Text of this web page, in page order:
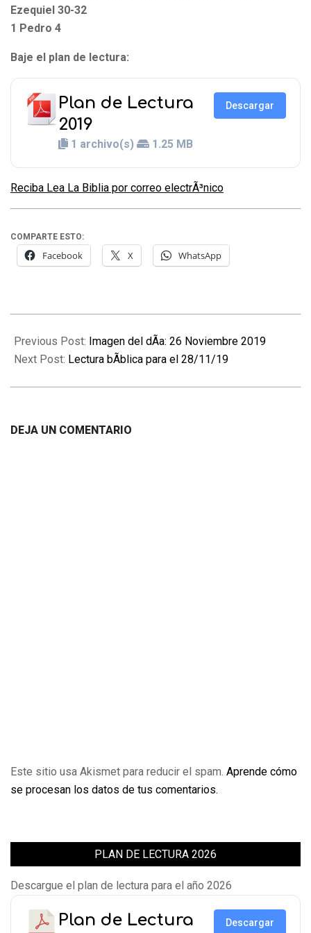
Ezequiel 30-32
1 Pedro 4
Baje el plan de lectura:
Plan de Lectura
2019
1 archivo(s) 1.25 MB
Descargar
Reciba Lea La Biblia por correo electrÃ³nico
COMPARTE ESTO:
Facebook X WhatsApp
11-
27
Previous Post: Imagen del dÃ­a: 26 Noviembre 2019
Next Post: Lectura bÃ­blica para el 28/11/19
DEJA UN COMENTARIO
Este sitio usa Akismet para reducir el spam. Aprende cómo
se procesan los datos de tus comentarios.
PLAN DE LECTURA 2026
Descargue el plan de lectura para el año 2026
Plan de Lectura
Descargar